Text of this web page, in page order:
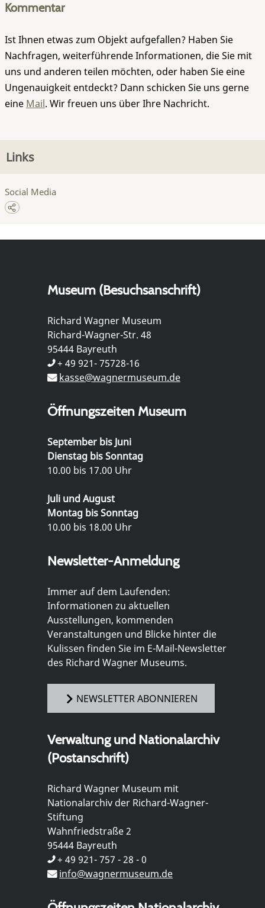
Kommentar
Ist Ihnen etwas zum Objekt aufgefallen? Haben Sie
Nachfragen, weiterführende Informationen, die Sie mit
uns und anderen teilen möchten, oder haben Sie eine
Ungenauigkeit entdeckt? Dann schicken Sie uns gerne
eine Mail. Wir freuen uns über Ihre Nachricht.
Links
Social Media
Museum (Besuchsanschrift)
Richard Wagner Museum
Richard-Wagner-Str. 48
95444 Bayreuth
+ 49 921- 75728-16
kasse@wagnermuseum.de
Öffnungszeiten Museum
September bis Juni
Dienstag bis Sonntag
10.00 bis 17.00 Uhr
Juli und August
Montag bis Sonntag
10.00 bis 18.00 Uhr
Newsletter-Anmeldung
Immer auf dem Laufenden:
Informationen zu aktuellen
Ausstellungen, kommenden
Veranstaltungen und Blicke hinter die
Kulissen finden Sie im E-Mail-Newsletter
des Richard Wagner Museums.
NEWSLETTER ABONNIEREN
Verwaltung und Nationalarchiv
(Postanschrift)
Richard Wagner Museum mit
Nationalarchiv der Richard-Wagner-
Stiftung
Wahnfriedstraße 2
95444 Bayreuth
+ 49 921- 757 - 28 - 0
info@wagnermuseum.de